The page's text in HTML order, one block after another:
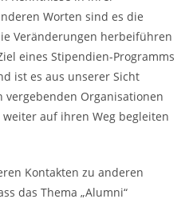
Worten sind es die
Veränderungen herbeiführen
eines Stipendien-Programms
ist es aus unserer Sicht
vergebenden Organisationen
auf ihren Weg begleiten
Kontakten zu anderen
das Thema „Alumni“